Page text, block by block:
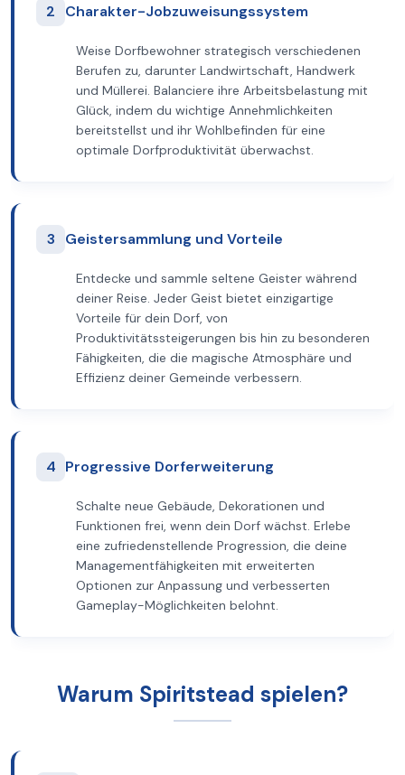
2 Charakter-Jobzuweisungssystem
Weise Dorfbewohner strategisch verschiedenen
Berufen zu, darunter Landwirtschaft, Handwerk
und Müllerei. Balanciere ihre Arbeitsbelastung mit
Glück, indem du wichtige Annehmlichkeiten
bereitstellst und ihr Wohlbefinden für eine
optimale Dorfproduktivität überwachst.
3 Geistersammlung und Vorteile
Entdecke und sammle seltene Geister während
deiner Reise. Jeder Geist bietet einzigartige
Vorteile für dein Dorf, von
Produktivitätssteigerungen bis hin zu besonderen
Fähigkeiten, die die magische Atmosphäre und
Effizienz deiner Gemeinde verbessern.
4 Progressive Dorferweiterung
Schalte neue Gebäude, Dekorationen und
Funktionen frei, wenn dein Dorf wächst. Erlebe
eine zufriedenstellende Progression, die deine
Managementfähigkeiten mit erweiterten
Optionen zur Anpassung und verbesserten
Gameplay-Möglichkeiten belohnt.
Warum Spiritstead spielen?